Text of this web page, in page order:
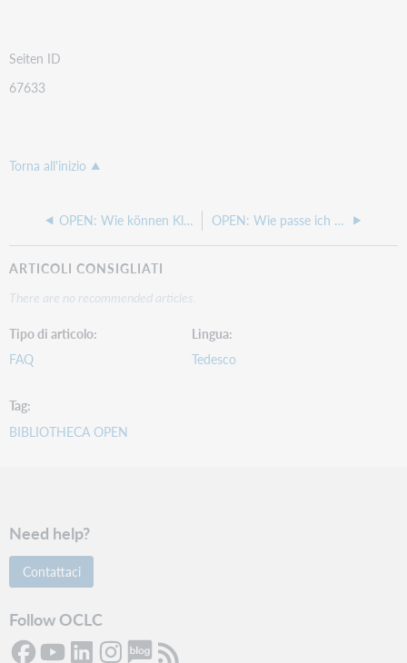
Seiten ID
67633
Torna all'inizio
OPEN: Wie können Klicks auf hochgeladene Dokumente gezählt werden? OPEN: Wie passe ich die Exemplaransicht an?
ARTICOLI CONSIGLIATI
There are no recommended articles.
Tipo di articolo
FAQ
Lingua
Tedesco
Tag
BIBLIOTHECA OPEN
Need help?
Contattaci
Follow OCLC